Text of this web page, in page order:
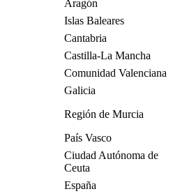
Aragón
Islas Baleares
Cantabria
Castilla-La Mancha
Comunidad Valenciana
Galicia
Región de Murcia
País Vasco
Ciudad Autónoma de
Ceuta
España